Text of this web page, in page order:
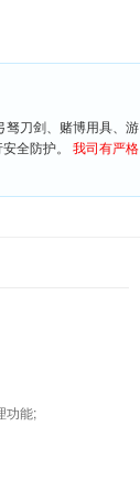
驽刀剑、赌博用具、游
全防护。 我司有严格
功能;